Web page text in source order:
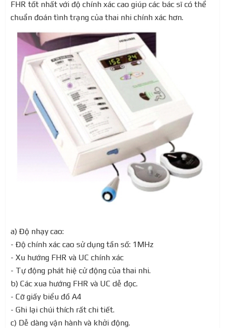
FHR tốt nhất với độ chính xác cao giúp các bác sĩ có thể
chuẩn đoán tình trạng của thai nhi chính xác hơn.
a) Độ nhạy cao:
- Độ chính xác cao sử dụng tần số: 1MHz
- Xu hướng FHR và UC chính xác
- Tự động phát hiệ cử động của thai nhi.
b) Các xua hướng FHR và UC dễ đọc.
- Cỡ giấy biểu đồ A4
- Ghi lại chúi thích rất chi tiết.
c) Dễ dàng vận hành và khởi động.